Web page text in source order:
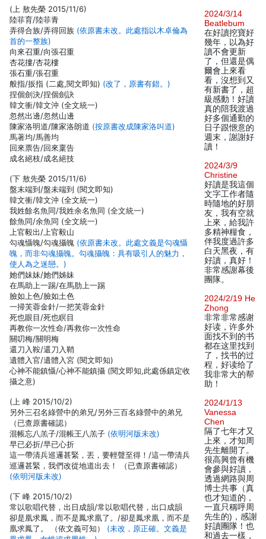
(上 敖先榮 2015/11/6)
陸菲育/陸菲青
弄得合族/弄得回族 (依原書未改。此處指以木卓倫為
首的一整族)
向來召重/向張召重
杏花摟/杏花樓
張石重/張召重
般指/扳指 (二處,閱文即知) (改了，原書有錯。)
捏個劍決/捏個劍訣
韓文衝/韓文沖 (全文統一)
忽然出邊/忽然山邊
陳家洛明道/陳家洛朗道 (按原書改成陳家洛叫道)
馬著均/馬善均
回來票告/回來稟告
成名絕枝/成名絕技
(下 敖先榮 2015/11/6)
盤末端到/盤未端到 (閱文即知)
韓文衝/韓文沖 (全文統一)
我姓餘名魚同/我姓余名魚同 (全文統一)
餘魚同/余魚同 (全文統一)
上官毅出/上官毅山
勾魂懾魄/勾魂攝魄 (依原書未改。此處文義是勾魂懾
魄，而非勾魂攝魄。勾魂攝魄：具有吸引人的魅力，
使人為之迷戀。)
她們妹妹/她們姊妹
在馬助上一踢/在馬肋上一踢
臉如上色/臉如土色
一掃芙蓉金針/一把芙蓉金針
死也眼目/死也瞑目
再教你一次性命/再救你一次性命
關叨梅/關明梅
還刀入鞍/還刀入鞘
遺體入官/遺體入宮 (閱文即知)
心神不能鎮懾/心神不能鎮攝 (閱文即知,此處係鎮定收
攝之意)
(上 峰 2015/10/2)
另外三召名綠營中的弟兄/另外三百名綠營中的弟兄
（已查原書確認）
混帳忘八羔子/混帳王八羔子 (依明河版未改)
早已必折/早已心折
這一帶清兵巡邏甚緊，丟，要輕聲至得！/這一帶清兵
巡邏甚緊，我們改從地道出去！ （已查原書確認）
(依明河版未改)
(下 峰 2015/10/2)
常以歌唱代替，出日成韻/常以歌唱代替，出口成韻
卻是凰求鳳，而不是鳳求凰了。/卻是鳳求凰，而不是
凰求鳳了。 （依文義可知） (未改，原正確。文義是
2024/3/14
Beatlebum
在好讀挖寶好
幾年，以為好
讀不會更新
了，但還是偶
爾會上來看
看，沒想到又
有新書了，超
級感動！好讀
真的陪我渡過
好多個通勤的
日子跟愜意的
週末，謝謝好
讀！
2024/3/9
Christine
好讀是我這個
文字工作者隨
時隨地的好朋
友，我有空就
上來，給我許
多精神糧食，
伴我度過許多
白天黑夜，有
好讀，真好！
非常感謝幕後
團隊。
2024/2/19 He
Zhong
非常非常感谢
好读，许多外
面找不到的书
都在这里找到
了，找书的过
程，好读给了
我非常大的帮
助！
2024/1/13
Vanessa
Chen
隔了七年才又
上來，才知周
先生離開了。
很高興曾有機
會參與好讀，
透過網路與周
博士共事（真
也才知道的，
一直只稱呼周
先生的)，感謝
好讀團隊！也
和過去一樣，